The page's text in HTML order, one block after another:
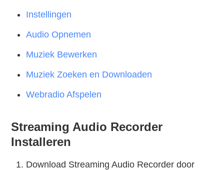
Instellingen
Audio Opnemen
Muziek Bewerken
Muziek Zoeken en Downloaden
Webradio Afspelen
Streaming Audio Recorder
Installeren
Download Streaming Audio Recorder door